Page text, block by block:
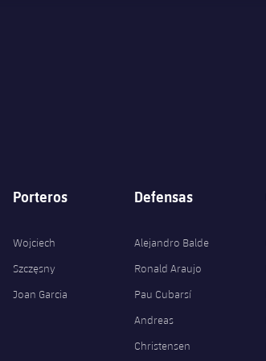
Porteros
Wojciech
Szczęsny
Joan Garcia
Defensas
Alejandro Balde
Ronald Araujo
Pau Cubarsí
Andreas
Christensen